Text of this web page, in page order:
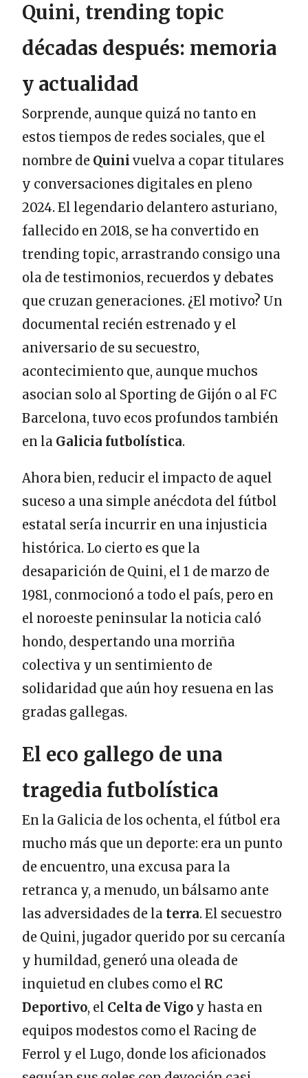
Quini, trending topic
décadas después: memoria
y actualidad
Sorprende, aunque quizá no tanto en
estos tiempos de redes sociales, que el
nombre de Quini vuelva a copar titulares
y conversaciones digitales en pleno
2024. El legendario delantero asturiano,
fallecido en 2018, se ha convertido en
trending topic, arrastrando consigo una
ola de testimonios, recuerdos y debates
que cruzan generaciones. ¿El motivo? Un
documental recién estrenado y el
aniversario de su secuestro,
acontecimiento que, aunque muchos
asocian solo al Sporting de Gijón o al FC
Barcelona, tuvo ecos profundos también
en la Galicia futbolística.
Ahora bien, reducir el impacto de aquel
suceso a una simple anécdota del fútbol
estatal sería incurrir en una injusticia
histórica. Lo cierto es que la
desaparición de Quini, el 1 de marzo de
1981, conmocionó a todo el país, pero en
el noroeste peninsular la noticia caló
hondo, despertando una morriña
colectiva y un sentimiento de
solidaridad que aún hoy resuena en las
gradas gallegas.
El eco gallego de una
tragedia futbolística
En la Galicia de los ochenta, el fútbol era
mucho más que un deporte: era un punto
de encuentro, una excusa para la
retranca y, a menudo, un bálsamo ante
las adversidades de la terra. El secuestro
de Quini, jugador querido por su cercanía
y humildad, generó una oleada de
inquietud en clubes como el RC
Deportivo, el Celta de Vigo y hasta en
equipos modestos como el Racing de
Ferrol y el Lugo, donde los aficionados